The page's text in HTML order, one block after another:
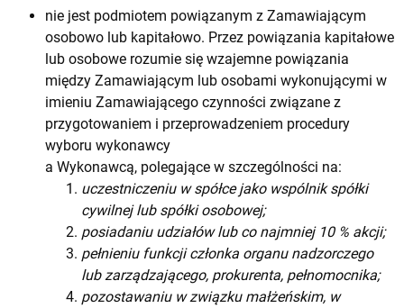
nie jest podmiotem powiązanym z Zamawiającym
osobowo lub kapitałowo. Przez powiązania kapitałowe
lub osobowe rozumie się wzajemne powiązania
między Zamawiającym lub osobami wykonującymi w
imieniu Zamawiającego czynności związane z
przygotowaniem i przeprowadzeniem procedury
wyboru wykonawcy
a Wykonawcą, polegające w szczególności na:
uczestniczeniu w spółce jako wspólnik spółki
cywilnej lub spółki osobowej;
posiadaniu udziałów lub co najmniej 10 % akcji;
pełnieniu funkcji członka organu nadzorczego
lub zarządzającego, prokurenta, pełnomocnika;
pozostawaniu w związku małżeńskim, w